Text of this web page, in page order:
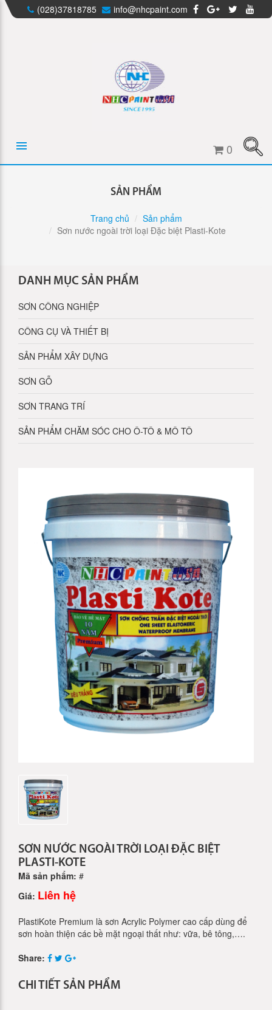
(028)37818785 info@nhcpaint.com
0
SẢN PHẨM
Trang chủ
Sản phẩm
Sơn nước ngoài trời loại Đặc biệt Plasti-Kote
DANH MỤC SẢN PHẨM
SƠN CÔNG NGHIỆP
CÔNG CỤ VÀ THIẾT BỊ
SẢN PHẨM XÂY DỰNG
SƠN GỖ
SƠN TRANG TRÍ
SẢN PHẨM CHĂM SÓC CHO Ô-TÔ & MÔ TÔ
SƠN NƯỚC NGOÀI TRỜI LOẠI ĐẶC BIỆT
PLASTI-KOTE
Mã sản phẩm: #
Giá: Liên hệ
PlastiKote Premium là sơn Acrylic Polymer cao cấp dùng để
sơn hoàn thiện các bề mặt ngoại thất như: vữa, bê tông,….
Share:
CHI TIẾT SẢN PHẨM